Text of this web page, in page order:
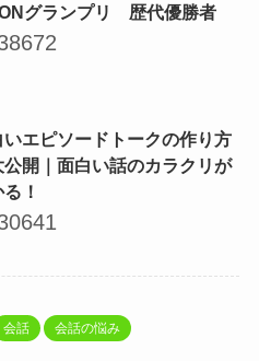
グランプリ 歴代優勝者
いエピソードトークの作り方
公開｜面白い話のカラクリが
！
会話 会話の悩み